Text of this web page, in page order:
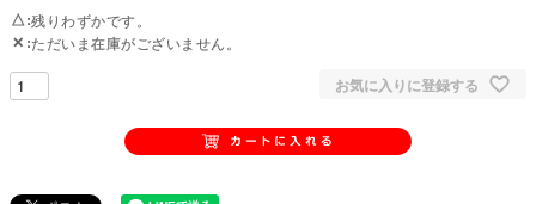
△ 残りわずかです。
✕ ただいま在庫がございません。
お気に入りに登録する